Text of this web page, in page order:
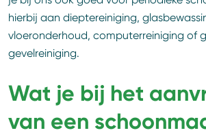
hierbij aan dieptereiniging,
vloeronderhoud, computerreiniging of
gevelreiniging.
Wat je bij het
van een